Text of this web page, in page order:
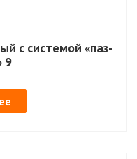
с системой «паз-
9